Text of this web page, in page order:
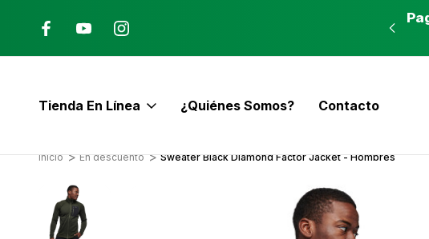
Costa Rica
ENVÍO GRATIS con pedidos mayores a
Tienda En Línea ¿Quiénes Somos? Contacto
Envíos a
Inicio En descuento Sweater Black Diamond Factor Jacket - Hombres